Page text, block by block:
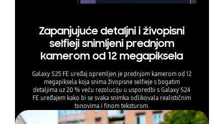
Zapanjujuće detaljni i živopisni
selfieji snimljeni prednjom
kamerom od 12 megapiksela
megapiksela koja snima živopisne selfieje s bogatim
detaljima uz 20 % veću rezoluciju u usporedbi s Galaxy S24
FE uređajem kako bi se svaka snimka odlikovala realističnim
tonovima i finom teksturom.